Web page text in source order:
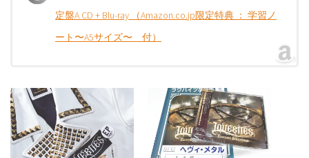
定盤A CD + Blu-ray （Amazon.co.jp限定特典 ： 学習ノ
ート〜A5サイズ〜 付）